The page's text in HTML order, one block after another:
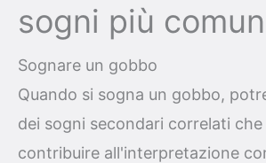
sogni più
Sognare un gobbo
Quando si sogna un gobbo,
dei sogni secondari correlati
contribuire all'interpretazione